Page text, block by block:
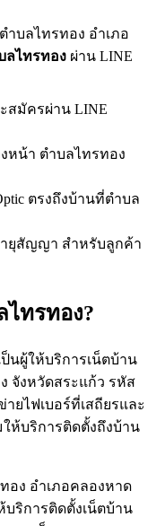
บลไทรทอง อำเภอ
ลไทรทอง ผ่าน LINE
สมัครผ่าน LINE
หน้า ตำบลไทรทอง
ตรงถึงบ้านที่ตำบล
ยุสัญญา สำหรับลูกค้า
ไทรทอง?
ป็นผู้ให้บริการเน็ตบ้าน
จังหวัดสระแก้ว รหัส
ยไฟเบอร์ที่เสถียรและ
ห้บริการติดตั้งถึงบ้าน
อง อำเภอคลองหาด
บริการติดตั้งเน็ตบ้าน